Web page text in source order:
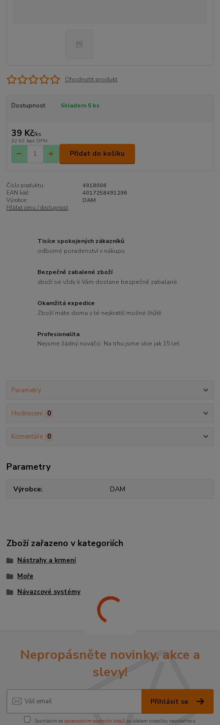
Ohodnotit produkt
Dostupnost Skladem 5 ks
39 Kč/ks
32 Kč bez DPH
Přidat do košíku
Číslo produktu:
4918006
EAN kód:
4017258491296
Výrobce:
DAM
Hlídat cenu / dostupnost
Tisíce spokojených zákazníků
odborné poradenství v nákupu
Bezpečně zabalené zboží
zboží se vždy k Vám dostane bezpečně zabalané
Okamžitá expedice
Zboží máte doma v té nejkratší možné lhůtě
Profesionalita
Nejsme žádný nováčci. Na trhu jsme více jak 15 let.
Parametry
Hodnocení 0
Komentáře 0
Parametry
Výrobce DAM
Zboží zařazeno v kategoriích
Nástrahy a krmení
Moře
Návazcové systémy
Nepropásněte novinky, akce a
slevy!
Přihlásit se
Souhlasím se zpracováním osobních údajůza účelem rozesílky newsletteru.